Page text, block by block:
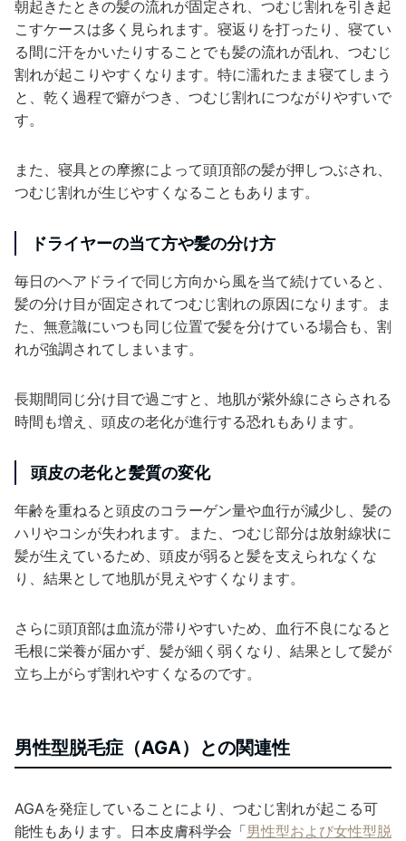
朝起きたときの髪の流れが固定され、つむじ割れを引き起
こすケースは多く見られます。寝返りを打ったり、寝てい
る間に汗をかいたりすることでも髪の流れが乱れ、つむじ
割れが起こりやすくなります。特に濡れたまま寝てしまう
と、乾く過程で癖がつき、つむじ割れにつながりやすいで
す。
また、寝具との摩擦によって頭頂部の髪が押しつぶされ、
つむじ割れが生じやすくなることもあります。
ドライヤーの当て方や髪の分け方
毎日のヘアドライで同じ方向から風を当て続けていると、
髪の分け目が固定されてつむじ割れの原因になります。ま
た、無意識にいつも同じ位置で髪を分けている場合も、割
れが強調されてしまいます。
長期間同じ分け目で過ごすと、地肌が紫外線にさらされる
時間も増え、頭皮の老化が進行する恐れもあります。
頭皮の老化と髪質の変化
年齢を重ねると頭皮のコラーゲン量や血行が減少し、髪の
ハリやコシが失われます。また、つむじ部分は放射線状に
髪が生えているため、頭皮が弱ると髪を支えられなくな
り、結果として地肌が見えやすくなります。
さらに頭頂部は血流が滞りやすいため、血行不良になると
毛根に栄養が届かず、髪が細く弱くなり、結果として髪が
立ち上がらず割れやすくなるのです。
男性型脱毛症（AGA）との関連性
AGAを発症していることにより、つむじ割れが起こる可
能性もあります。日本皮膚科学会「男性型および女性型脱